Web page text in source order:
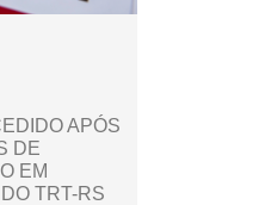
APÓS
DE
EM
TRT-RS